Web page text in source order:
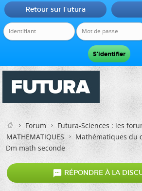
Retour sur Futura
Forum
Futura-Sciences : les
MATHEMATIQUES
Mathématiques du
Dm math seconde
 RÉPONDRE À LA